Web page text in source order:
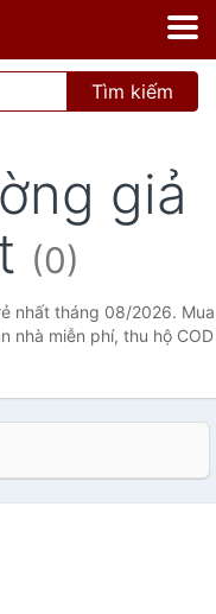
Tìm kiếm
giả
(0)
nhất tháng 08/2026. Mua
nhà miễn phí, thu hộ COD